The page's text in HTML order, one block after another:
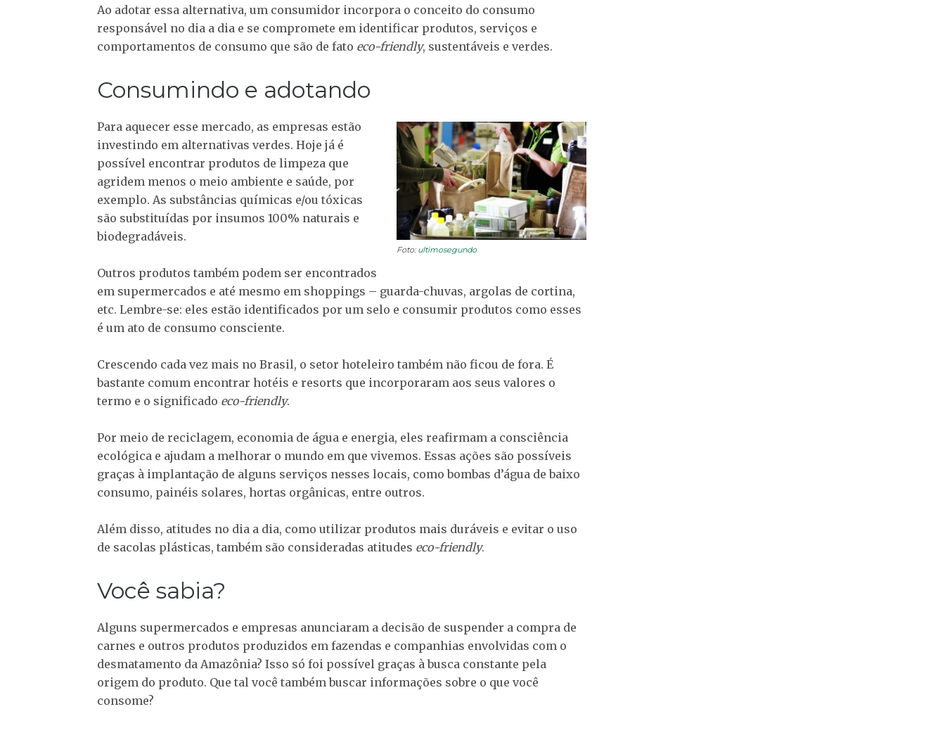
Ao adotar essa alternativa, um consumidor incorpora o conceito do consumo
responsável no dia a dia e se compromete em identificar produtos, serviços e
comportamentos de consumo que são de fato eco-friendly, sustentáveis e verdes.
Consumindo e adotando
Foto: ultimosegundo
Para aquecer esse mercado, as empresas estão
investindo em alternativas verdes. Hoje já é
possível encontrar produtos de limpeza que
agridem menos o meio ambiente e saúde, por
exemplo. As substâncias químicas e/ou tóxicas
são substituídas por insumos 100% naturais e
biodegradáveis.
Outros produtos também podem ser encontrados
em supermercados e até mesmo em shoppings – guarda-chuvas, argolas de cortina,
etc. Lembre-se: eles estão identificados por um selo e consumir produtos como esses
é um ato de consumo consciente.
Crescendo cada vez mais no Brasil, o setor hoteleiro também não ficou de fora. É
bastante comum encontrar hotéis e resorts que incorporaram aos seus valores o
termo e o significado eco-friendly.
Por meio de reciclagem, economia de água e energia, eles reafirmam a consciência
ecológica e ajudam a melhorar o mundo em que vivemos. Essas ações são possíveis
graças à implantação de alguns serviços nesses locais, como bombas d’água de baixo
consumo, painéis solares, hortas orgânicas, entre outros.
Além disso, atitudes no dia a dia, como utilizar produtos mais duráveis e evitar o uso
de sacolas plásticas, também são consideradas atitudes eco-friendly.
Você sabia?
Alguns supermercados e empresas anunciaram a decisão de suspender a compra de
carnes e outros produtos produzidos em fazendas e companhias envolvidas com o
desmatamento da Amazônia? Isso só foi possível graças à busca constante pela
origem do produto. Que tal você também buscar informações sobre o que você
consome?